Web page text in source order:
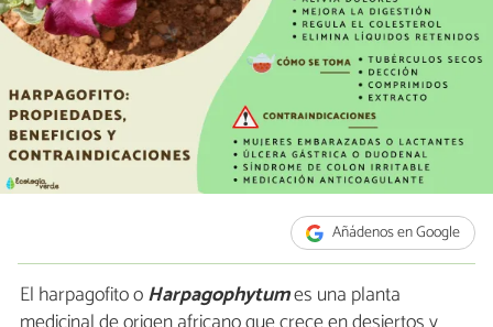
Añádenos en Google
El harpagofito oHarpagophytumes una planta